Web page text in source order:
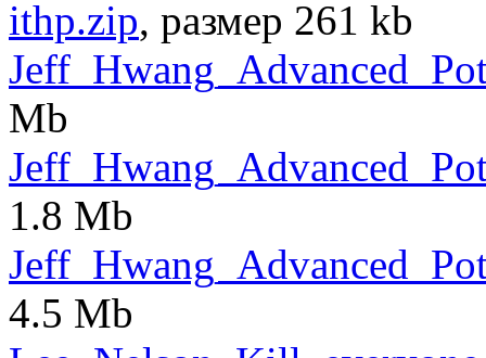
ithp.zip, размер 261 kb
Mb
1.8 Mb
4.5 Mb